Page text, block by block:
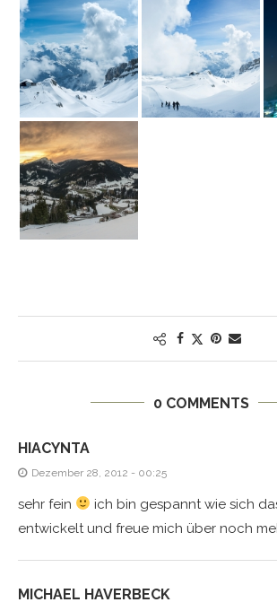
0 COMMENTS
HIACYNTA
Dezember 28, 2012 - 00:25
sehr fein
ich bin gespannt wie sich
entwickelt und freue mich über noch
MICHAEL HAVERBECK